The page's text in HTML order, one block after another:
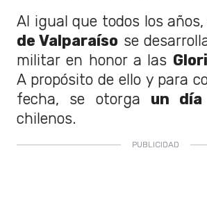
Al igual que todos los años,
de Valparaíso se
militar en honor a las
A propósito de ello y para
fecha, se otorga un
chilenos.